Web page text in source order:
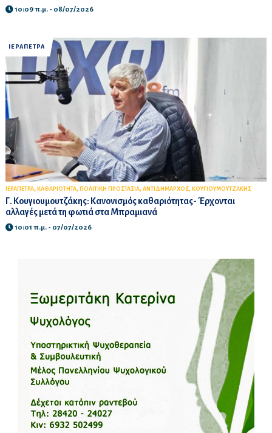
10:09 π.μ. - 08/07/2026
ΙΕΡΑΠΕΤΡΑ
ΙΕΡΑΠΕΤΡΑ, ΚΑΘΑΡΙΟΤΗΤΑ, ΠΟΛΙΤΙΚΗ ΠΡΟΣΤΑΣΙΑ, ΑΝΤΙΔΗΜΑΡΧΟΣ, ΚΟΥΓΙΟΥΜΟΥΤΖΑΚΗΣ
Γ. Κουγιουμουτζάκης: Κανονισμός καθαριότητας- Έρχονται
αλλαγές μετά τη φωτιά στα Μπραμιανά
10:01 π.μ. - 07/07/2026